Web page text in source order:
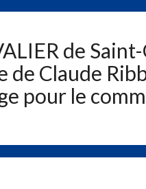
de
de Claude
pour le